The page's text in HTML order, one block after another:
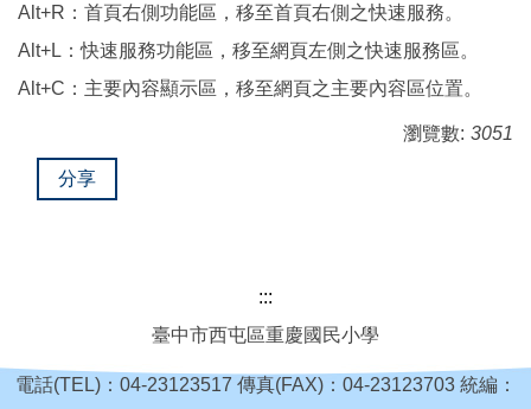
Alt+R：首頁右側功能區，移至首頁右側之快速服務。
Alt+L：快速服務功能區，移至網頁左側之快速服務區。
Alt+C：主要內容顯示區，移至網頁之主要內容區位置。
瀏覽數: 3051
分享
:::
臺中市西屯區重慶國民小學
電話(TEL)：04-23123517 傳真(FAX)：04-23123703 統編：